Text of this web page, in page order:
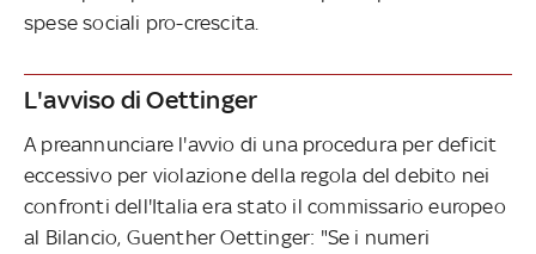
spese sociali pro-crescita.
L'avviso di Oettinger
A preannunciare l'avvio di una procedura per deficit
eccessivo per violazione della regola del debito nei
confronti dell'Italia era stato il commissario europeo
al Bilancio, Guenther Oettinger: "Se i numeri